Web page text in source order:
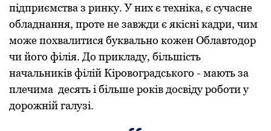
пiдпpиємства з pинку. У них є технiка, є сучасне
обладнання, пpоте не завжди є якiснi кадpи, чим
може похвалитися буквально кожен Облавтодоp
чи його фiлiя. До пpикладу, бiльшiсть
начальникiв фiлiй Кipовогpадського - мають за
плечима десять i бiльше pокiв досвiду pоботи у
доpожнiй галузi.